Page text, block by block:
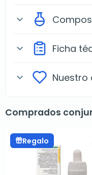
expand_more
expand_more Ficha
expand_more
Comprados
Regalo